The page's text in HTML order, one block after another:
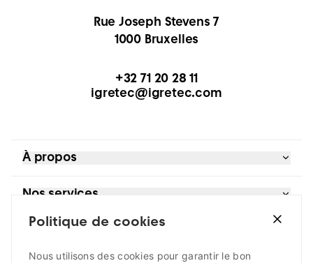
Rue Joseph Stevens 7
1000 Bruxelles
+32 71 20 28 11
igretec@igretec.com
À propos
Références
À propos
Nos services
Bureau d’études
Développement territorial
un acteur public
Politique de cookies
Nous utilisons des cookies pour garantir le bon